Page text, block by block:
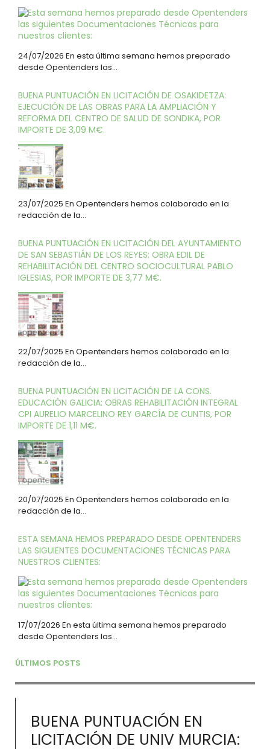
24/07/2026 En esta última semana hemos preparado
desde Opentenders las…
BUENA PUNTUACIÓN EN LICITACIÓN DE OSAKIDETZA:
EJECUCIÓN DE LAS OBRAS PARA LA AMPLIACIÓN Y
REFORMA DEL CENTRO DE SALUD DE SONDIKA, POR
IMPORTE DE 3,09 M€.
23/07/2025 En Opentenders hemos colaborado en la
redacción de la…
BUENA PUNTUACIÓN EN LICITACIÓN DEL AYUNTAMIENTO
DE SAN SEBASTIÁN DE LOS REYES: OBRA EDIL DE
REHABILITACIÓN DEL CENTRO SOCIOCULTURAL PABLO
IGLESIAS, POR IMPORTE DE 3,77 M€.
22/07/2025 En Opentenders hemos colaborado en la
redacción de la…
BUENA PUNTUACIÓN EN LICITACIÓN DE LA CONS.
EDUCACIÓN GALICIA: OBRAS REHABILITACIÓN INTEGRAL
CPI AURELIO MARCELINO REY GARCÍA DE CUNTIS, POR
IMPORTE DE 1,11 M€.
20/07/2025 En Opentenders hemos colaborado en la
redacción de la…
ESTA SEMANA HEMOS PREPARADO DESDE OPENTENDERS
LAS SIGUIENTES DOCUMENTACIONES TÉCNICAS PARA
NUESTROS CLIENTES:
17/07/2026 En esta última semana hemos preparado
desde Opentenders las…
ÚLTIMOS POSTS
BUENA PUNTUACIÓN EN
LICITACIÓN DE UNIV MURCIA: